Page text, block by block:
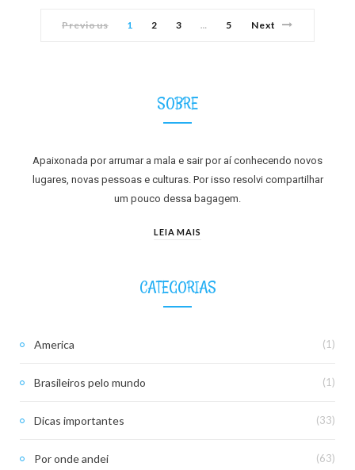
Previous 1 2 3 … 5 Next
SOBRE
Apaixonada por arrumar a mala e sair por aí conhecendo novos
lugares, novas pessoas e culturas. Por isso resolvi compartilhar
um pouco dessa bagagem.
LEIA MAIS
CATEGORIAS
America (1)
Brasileiros pelo mundo (1)
Dicas importantes (33)
Por onde andei (63)